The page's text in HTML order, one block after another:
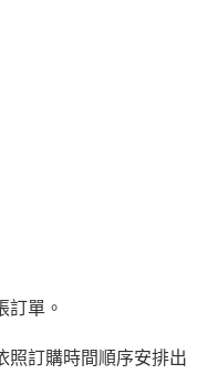
訂單。
照訂購時間順序安排出